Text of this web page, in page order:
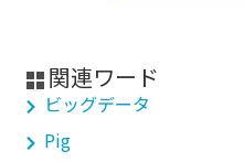
関連ワード
ビッグデータ
Pig